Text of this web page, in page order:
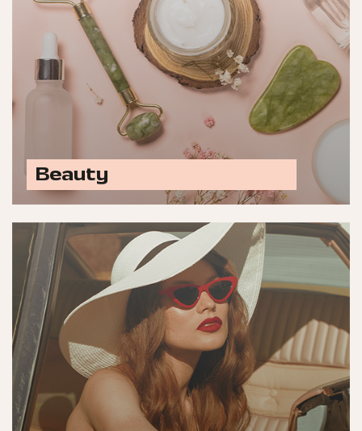
Beauty Ontdek alle beauty opties
Laat jouw merk schitteren met advertenties in
titels zoals &C, Marie Claire, JAN, ELLE,
Cosmopolitan, Grazia, Flair, FEM-FEM,
Harpers Bazaar, Fashionchick.nl, Beau Monde
en meer.